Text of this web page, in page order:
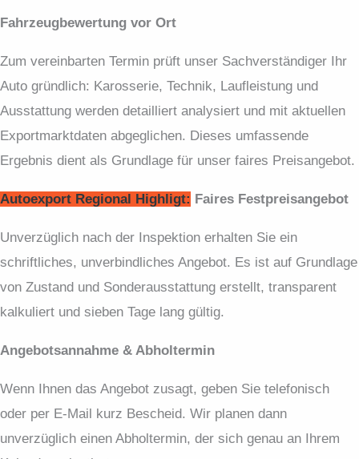
Fahrzeugbewertung vor Ort
Zum vereinbarten Termin prüft unser Sachverständiger Ihr
Auto gründlich: Karosserie, Technik, Laufleistung und
Ausstattung werden detailliert analysiert und mit aktuellen
Exportmarktdaten abgeglichen. Dieses umfassende
Ergebnis dient als Grundlage für unser faires Preisangebot.
Autoexport Regional Highligt: Faires Festpreis­angebot
Unverzüglich nach der Inspektion erhalten Sie ein
schriftliches, unverbindliches Angebot. Es ist auf Grundlage
von Zustand und Sonderausstattung erstellt, transparent
kalkuliert und sieben Tage lang gültig.
Angebotsannahme & Abholtermin
Wenn Ihnen das Angebot zusagt, geben Sie telefonisch
oder per E-Mail kurz Bescheid. Wir planen dann
unverzüglich einen Abholtermin, der sich genau an Ihrem